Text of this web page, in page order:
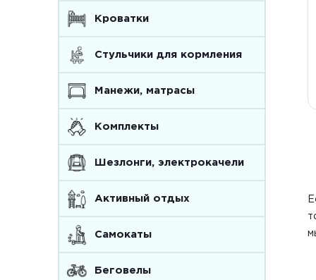
Кроватки
Стульчики для кормления
Манежи, матрасы
Комплекты
Шезлонги, электрокачели
Активный отдых
Самокаты
Беговелы